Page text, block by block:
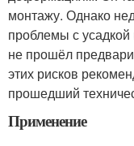
монтажу. Однако
проблемы с
не прошёл
этих рисков
прошедший
Применение